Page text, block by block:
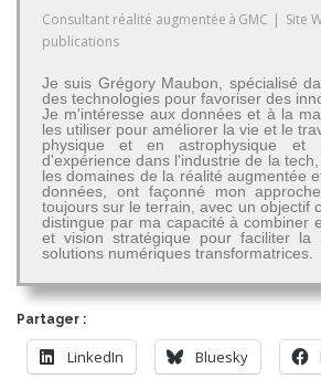
Consultant réalité augmentée à GMC | Site
publications
Je suis Grégory Maubon, spécialisé
des technologies pour favoriser des
Je m'intéresse aux données et à la
les utiliser pour améliorer la vie et le
physique et en astrophysique et
d'expérience dans l'industrie de la tech,
les domaines de la réalité augmentée
données, ont façonné mon
toujours sur le terrain, avec un objectif
distingue par ma capacité à combiner
et vision stratégique pour faciliter la
solutions numériques transformatrices.
Partager :
LinkedIn Bluesky